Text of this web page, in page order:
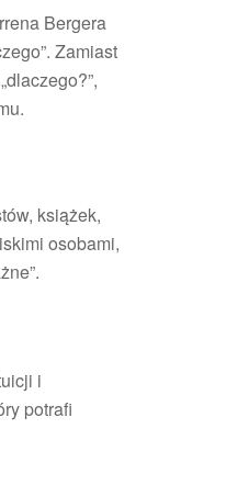
Bergera
Zamiast
książek,
osobami,
i
potrafi